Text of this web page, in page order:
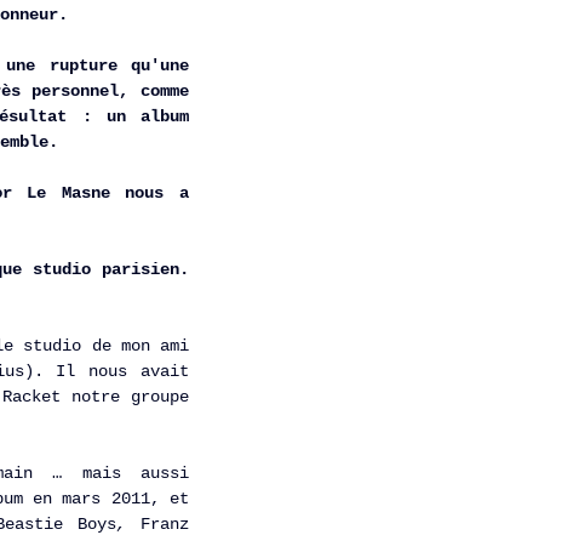
rupture qu'une
personnel, comme
: un album
Le Masne nous a
studio parisien.
de mon ami
Il nous avait
notre groupe
… mais aussi
en mars 2011, et
Boys, Franz